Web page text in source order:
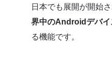
日本でも展開が開始
界中のAndroidデバイ
る機能です。